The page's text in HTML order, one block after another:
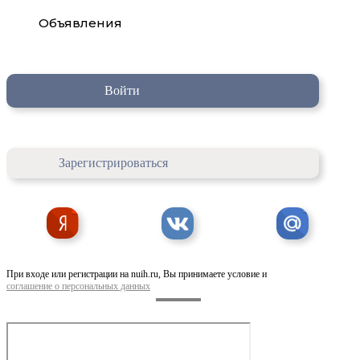
Объявления
Войти
Зарегистрироваться
При входе или регистрации на nuih.ru, Вы принимаете условие и
соглашение о персональных данных